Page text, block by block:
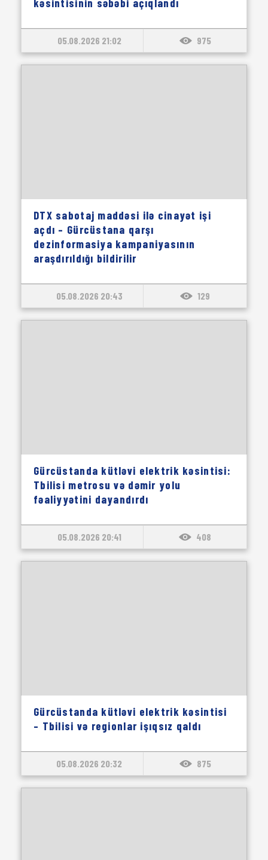
kəsintisinin səbəbi açıqlandı
05.08.2026 21:02 975
DTX sabotaj maddəsi ilə cinayət işi
açdı – Gürcüstana qarşı
dezinformasiya kampaniyasının
araşdırıldığı bildirilir
05.08.2026 20:43 129
Gürcüstanda kütləvi elektrik kəsintisi:
Tbilisi metrosu və dəmir yolu
fəaliyyətini dayandırdı
05.08.2026 20:41 408
Gürcüstanda kütləvi elektrik kəsintisi
– Tbilisi və regionlar işıqsız qaldı
05.08.2026 20:32 875